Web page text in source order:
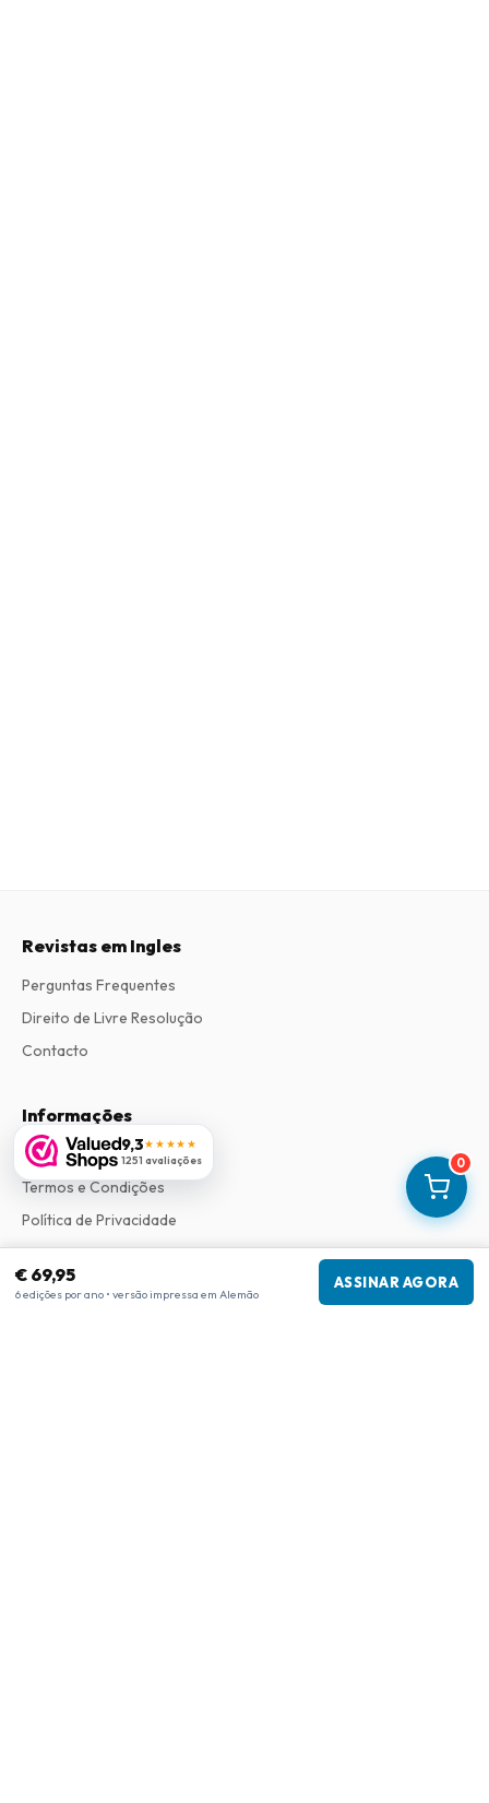
0
€ 69,95
6 edições por ano • versão impressa em Alemão
ASSINAR AGORA
9,3★★★★★
1251 avaliações
Revistas em Ingles
Perguntas Frequentes
Direito de Livre Resolução
Contacto
Informações
Sobre Nós
Termos e Condições
Política de Privacidade
Procedimento de Reclamações